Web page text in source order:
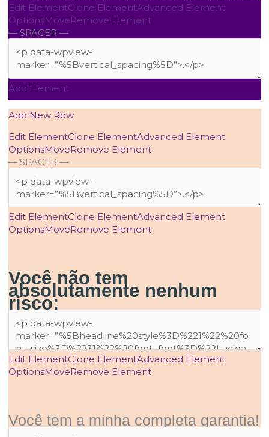
Edit ElementClone ElementAdvanced Element
OptionsMoveRemove Element
— SPACER —
Add Element
Add New Row
Edit ElementClone ElementAdvanced Element
OptionsMoveRemove Element
— SPACER —
Edit ElementClone ElementAdvanced Element
OptionsMoveRemove Element
Você não tem
absolutamente nenhum
risco:
Edit ElementClone ElementAdvanced Element
OptionsMoveRemove Element
Você tem a minha completa garantia!